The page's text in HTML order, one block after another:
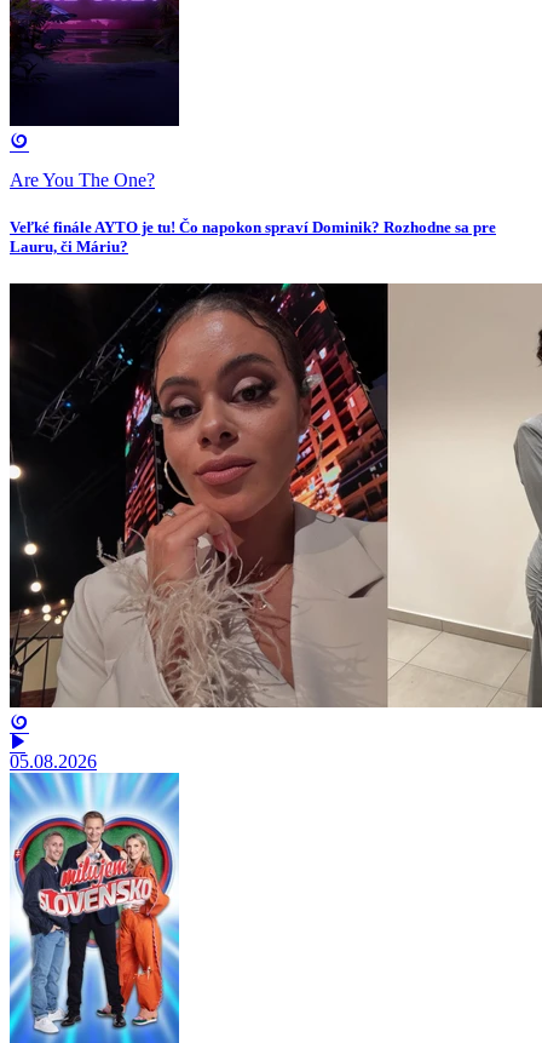
Are You The One?
Veľké finále AYTO je tu! Čo napokon spraví Dominik? Rozhodne sa pre
Lauru, či Máriu?
05.08.2026